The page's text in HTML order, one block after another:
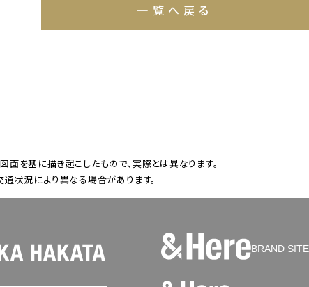
一覧へ戻る
を基に描き起こしたもので、実際とは異なります。
状況により異なる場合があります。
BRAND SITE